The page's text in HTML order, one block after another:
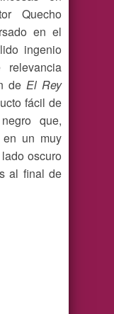
Quecho
en el
ingenio
deEl Rey
fácil de
que,
en un muy
oscuro
al final de